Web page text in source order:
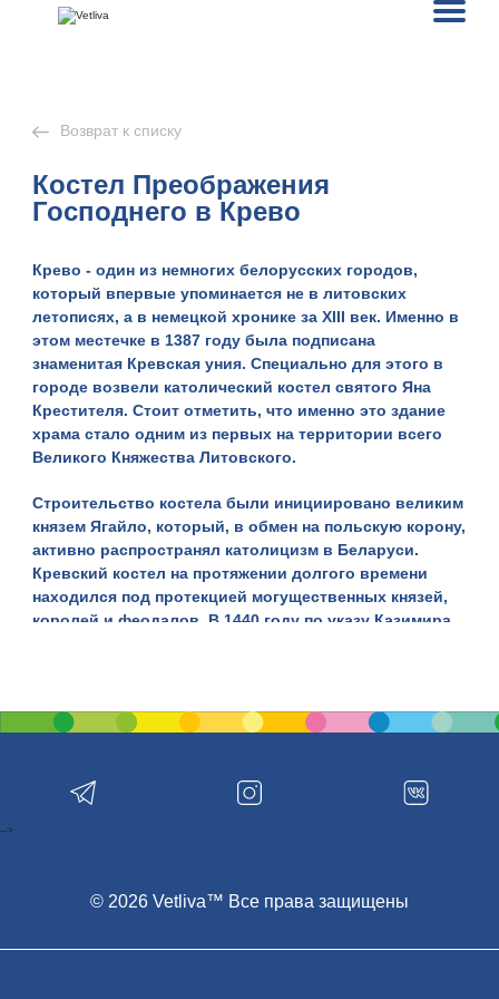
Возврат к списку
Костел Преображения
Господнего в Крево
Крево - один из немногих белорусских городов,
который впервые упоминается не в литовских
летописях, а в немецкой хронике за XIII век. Именно в
этом местечке в 1387 году была подписана
знаменитая Кревская уния. Специально для этого в
городе возвели католический костел святого Яна
Крестителя. Стоит отметить, что именно это здание
храма стало одним из первых на территории всего
Великого Княжества Литовского.
Строительство костела были инициировано великим
князем Ягайло, который, в обмен на польскую корону,
активно распространял католицизм в Беларуси.
Кревский костел на протяжении долгого времени
находился под протекцией могущественных князей,
королей и феодалов. В 1440 году по указу Казимира
распоряжение храма попадает еще два фольварка –
Кутышки и Бакшты. Их пожертвовали католическому
Неудивительно, что католический костел к концу XV
первой половине XVII века костел немного укрепили:
добавили жестяную крышу. Внутренний интерьер
© 2026 Vetliva™ Все права защищены
-->